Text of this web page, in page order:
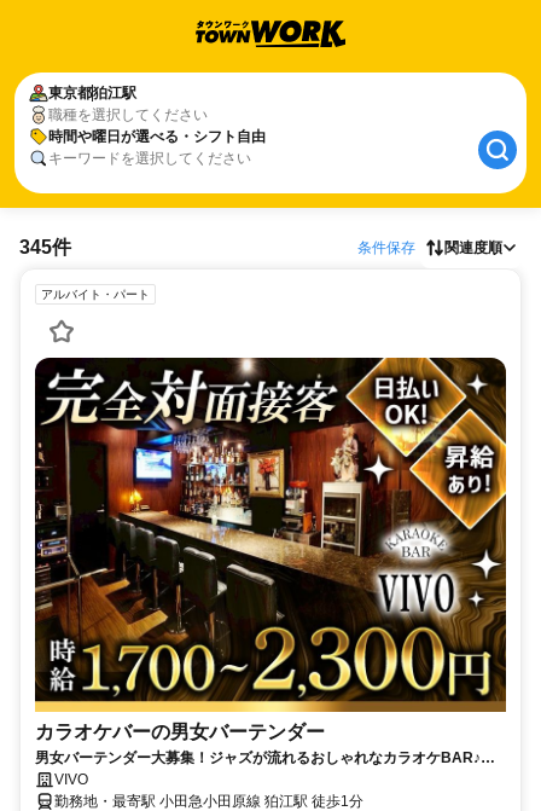
東京都狛江駅
職種を選択してください
時間や曜日が選べる・シフト自由
キーワードを選択してください
345件 条件保存 関連度順
アルバイト・パート
カラオケバーの男女バーテンダー
男女バーテンダー大募集！ジャズが流れるおしゃれなカラオケBAR♪私
服で勤務OK/楽しく働ける環境/良客層
VIVO
勤務地・最寄駅 小田急小田原線 狛江駅 徒歩1分